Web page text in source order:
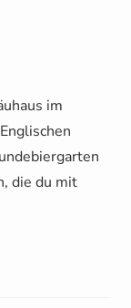
im
die du mit